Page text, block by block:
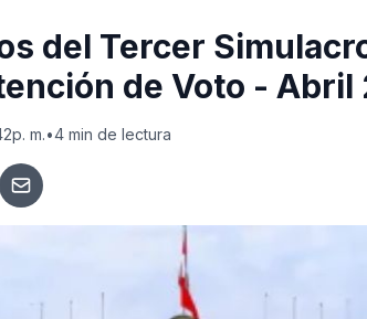
del Tercer
de Voto - Abril
m.•4 min de lectura